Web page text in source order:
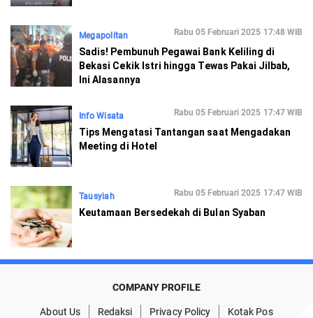
Megapolitan Rabu 05 Februari 2025 17:48 WIB
Sadis! Pembunuh Pegawai Bank Keliling di
Bekasi Cekik Istri hingga Tewas Pakai Jilbab,
Ini Alasannya
Info Wisata Rabu 05 Februari 2025 17:47 WIB
Tips Mengatasi Tantangan saat Mengadakan
Meeting di Hotel
Tausyiah Rabu 05 Februari 2025 17:47 WIB
Keutamaan Bersedekah di Bulan Syaban
COMPANY PROFILE
About Us Redaksi Privacy Policy
Kotak Pos